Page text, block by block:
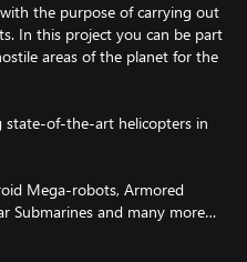
the purpose of carrying out
In this project you can be part
areas of the planet for the
state-of-the-art helicopters in
Mega-robots, Armored
Submarines and many more…